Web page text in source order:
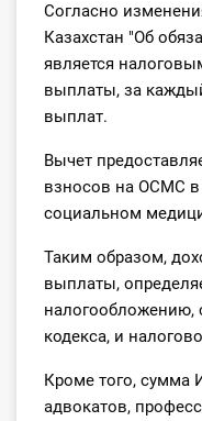
Согласно
Казахстан "Об
является
выплаты, за
выплат.
Вычет
взносов на ОСМС в
социальном
Таким образом,
выплаты,
налогообложению,
кодекса, и
Кроме того, сумма
адвокатов,